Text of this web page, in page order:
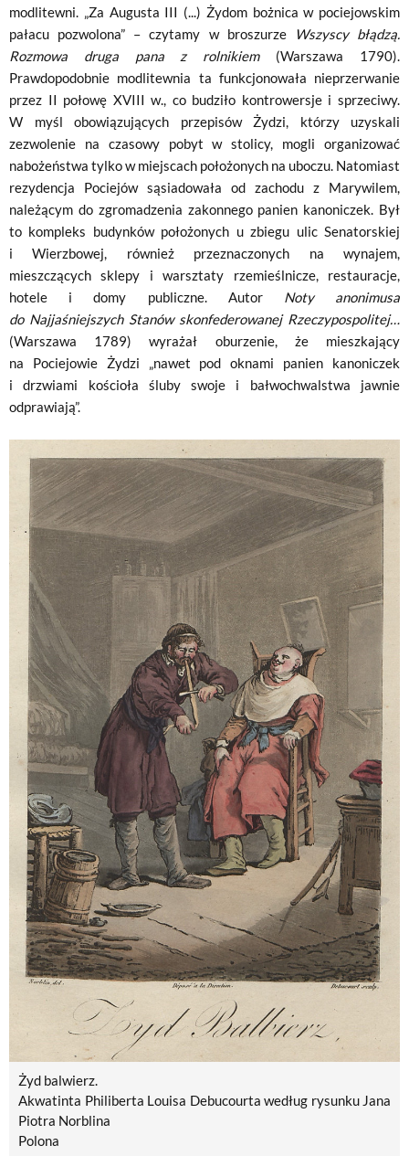
modlitewni. „Za Augusta III (...) Żydom bożnica w pociejowskim
pałacu pozwolona” – czytamy w broszurze
Wszyscy błądzą.
Rozmowa druga pana z rolnikiem(Warszawa 1790).
Prawdopodobnie modlitewnia ta funkcjonowała nieprzerwanie
przez II połowę XVIII w., co budziło kontrowersje i sprzeciwy.
W myśl obowiązujących przepisów Żydzi, którzy uzyskali
zezwolenie na czasowy pobyt w stolicy, mogli organizować
nabożeństwa tylko w miejscach położonych na uboczu. Natomiast
rezydencja Pociejów sąsiadowała od zachodu z Marywilem,
należącym do zgromadzenia zakonnego panien kanoniczek. Był
to kompleks budynków położonych u zbiegu ulic Senatorskiej
i Wierzbowej, również przeznaczonych na wynajem,
mieszczących sklepy i warsztaty rzemieślnicze, restauracje,
hotele i domy publiczne. Autor
Noty anonimusa
do Najjaśniejszych Stanów skonfederowanej Rzeczypospolitej…
(Warszawa 1789) wyrażał oburzenie, że mieszkający
na Pociejowie Żydzi „nawet pod oknami panien kanoniczek
i drzwiami kościoła śluby swoje i bałwochwalstwa jawnie
odprawiają”.
Żyd balwierz.
Akwatinta Philiberta Louisa Debucourta według rysunku Jana
Piotra Norblina
Polona